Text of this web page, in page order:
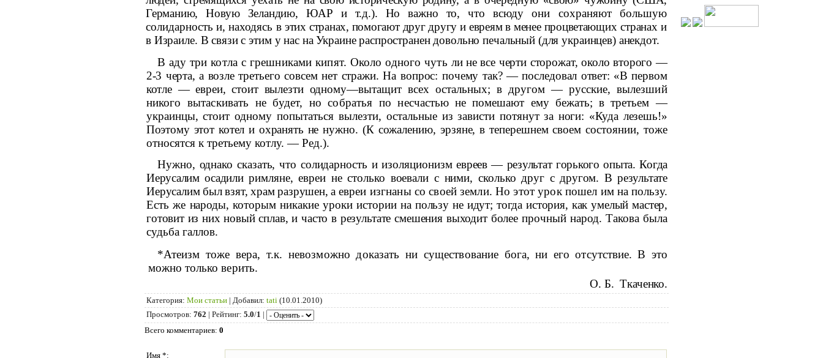
Германию, Новую Зеландию, ЮАР и т.д.). Но важно то, что всюду они сохраняют большую
солидарность и, находясь в этих странах, помогают друг другу и евреям в менее процвета­ющих странах и
в Израиле. В связи с этим у нас на Украине распространен довольно печальный (для украинцев) анекдот.
В аду три котла с грешниками кипят. Около одного чуть ли не все черти сторожат, около второго —
2-3 черта, а возлетретьего совсем нет стражи. На вопрос: почему так? — пос­ледовал ответ: «В первом
котле — евреи, стоит вылезти од­ному—вытащит всех остальных; в другом — русские, вы­лезший
никого вытаскивать не будет, но собратья по не­счастью не помешают ему бежать; в третьем —
украинцы, стоит одному попытаться вылезти, остальные из зависти по­тянут за ноги: «Куда лезешь!»
Поэтому этот котел и охранять не нужно. (К сожалению, эрзяне, в теперешнем своем состо­янии, тоже
относятся к третьему котлу. —Ред.).
Нужно, однако сказать, что солидарность и изоляционизмевреев — результат горького опыта. Когда
Иерусалим осадилиримляне, евреи не столько воевали с ними, сколько друг с другом. В результате
Иерусалим был взят, храм разрушен, а евреи изгнаны со своей земли. Но этот урок пошел им напользу.
Есть же народы, которым никакие уроки истории напользу не идут; тогда история, как умелый мастер,
готовит из них новый сплав, и часто в результате смешения выходит бо­лее прочный народ. Такова была
судьба галлов.
*Атеизм тоже вера, т.к. невозможно доказать ни существование бога, ни его отсутствие. В это
можно только верить.
О. Б. Ткаченко.
Категория: Мои статьи | Добавил: tati (10.01.2010)
Просмотров: 762 | Рейтинг: 5.0/1 |
Всего комментариев: 0
Имя *: